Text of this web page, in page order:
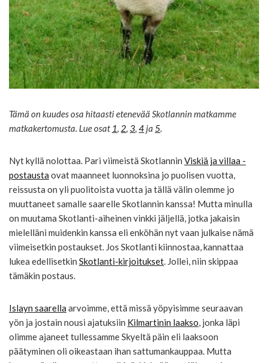
Tämä on kuudes osa hitaasti etenevää Skotlannin matkamme
matkakertomusta. Lue osat 1, 2, 3, 4ja 5.
Nyt kyllä nolottaa. Pari viimeistä Skotlannin Viskiä ja villaa -
postausta ovat maanneet luonnoksina jo puolisen vuotta,
reissusta on yli puolitoista vuotta ja tällä välin olemme jo
muuttaneet samalle saarelle Skotlannin kanssa! Mutta minulla
on muutama Skotlanti-aiheinen vinkki jäljellä, jotka jakaisin
mielelläni muidenkin kanssa eli enköhän nyt vaan julkaise nämä
viimeisetkin postaukset. Jos Skotlanti kiinnostaa, kannattaa
lukea edellisetkin Skotlanti-kirjoitukset. Jollei, niin skippaa
tämäkin postaus.
Islayn saarella arvoimme, että missä yöpyisimme seuraavan
yön ja jostain nousi ajatuksiin Kilmartinin laakso, jonka läpi
olimme ajaneet tullessamme Skyeltä päin eli laaksoon
päätyminen oli oikeastaan ihan sattumankauppaa. Mutta